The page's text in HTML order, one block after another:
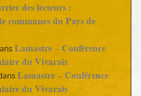
des lecteurs :
communes du Pays de
Lamastre – Conférence
du Vivarais
Lamastre – Conférence
du Vivarais